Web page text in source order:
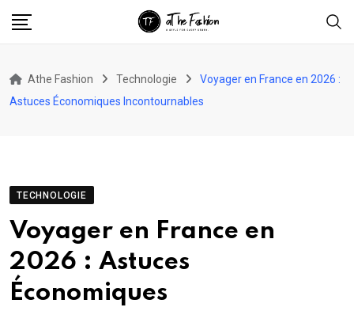
Athe Fashion Technologie
Voyager en France en 2026 :
Astuces Économiques Incontournables
TECHNOLOGIE
Voyager en France en
2026 : Astuces
Économiques